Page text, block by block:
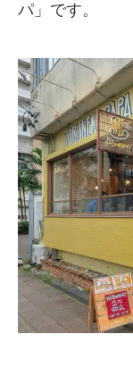
パ」です。